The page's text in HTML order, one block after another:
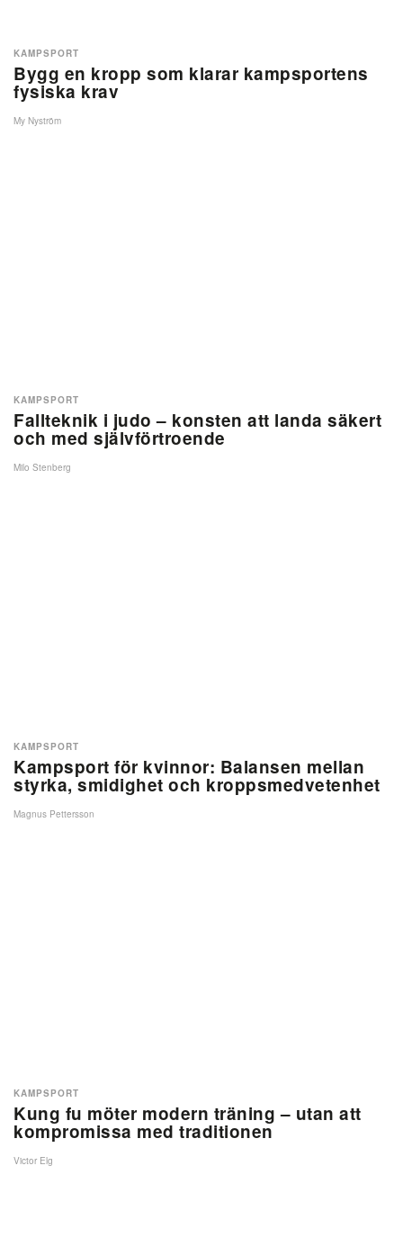
Bygg en kropp som klarar kampsportens
fysiska krav
KAMPSPORT
My Nyström
Fallteknik i judo – konsten att landa säkert
och med självförtroende
KAMPSPORT
Milo Stenberg
Kampsport för kvinnor: Balansen mellan
styrka, smidighet och kroppsmedvetenhet
KAMPSPORT
Magnus Pettersson
Kung fu möter modern träning – utan att
kompromissa med traditionen
KAMPSPORT
Victor Elg